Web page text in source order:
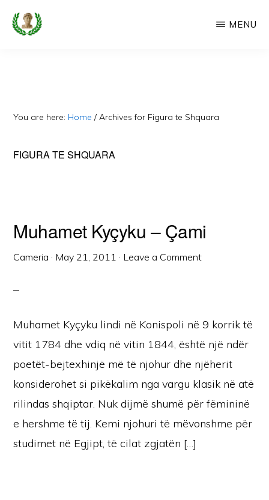
Skip
Faqe
Dedikuar
MENU
You are here: Home / Archives for Figura te Shquara
FIGURA TE SHQUARA
Muhamet Kyçyku – Çami
Cameria · May 21, 2011 · Leave a Comment
Muhamet Kyçyku lindi në Konispoli në 9 korrik të
vitit 1784 dhe vdiq në vitin 1844, është një ndër
poetët-bejtexhinjë më të njohur dhe njëherit
konsiderohet si pikëkalim nga vargu klasik në atë
rilindas shqiptar. Nuk dijmë shumë për fëmininë
e hershme të tij. Kemi njohuri të mëvonshme për
studimet në Egjipt, të cilat zgjatën […]